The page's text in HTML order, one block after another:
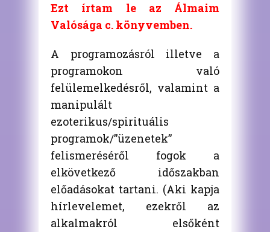
Ezt írtam le az Álmaim
Valósága c. könyvemben.
A programozásról illetve a
programokon való
felülemelkedésről, valamint a
manipulált
ezoterikus/spirituális
programok/”üzenetek”
felismeréséről fogok a
elkövetkező időszakban
előadásokat tartani. (Aki kapja
hírlevelemet, ezekről az
alkalmakról elsőként